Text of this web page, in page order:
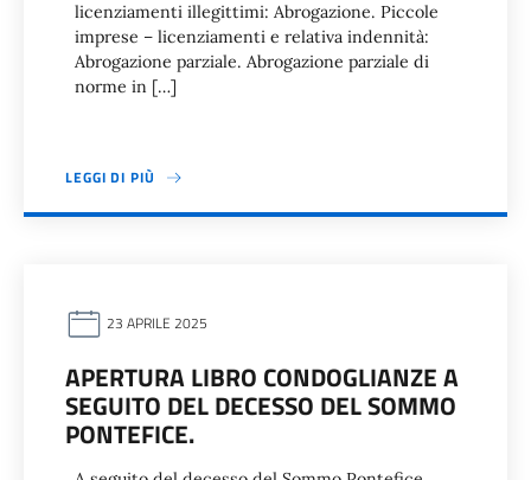
licenziamenti illegittimi: Abrogazione. Piccole
imprese – licenziamenti e relativa indennità:
Abrogazione parziale. Abrogazione parziale di
norme in […]
LEGGI DI PIÙ
23 APRILE 2025
APERTURA LIBRO CONDOGLIANZE A
SEGUITO DEL DECESSO DEL SOMMO
PONTEFICE.